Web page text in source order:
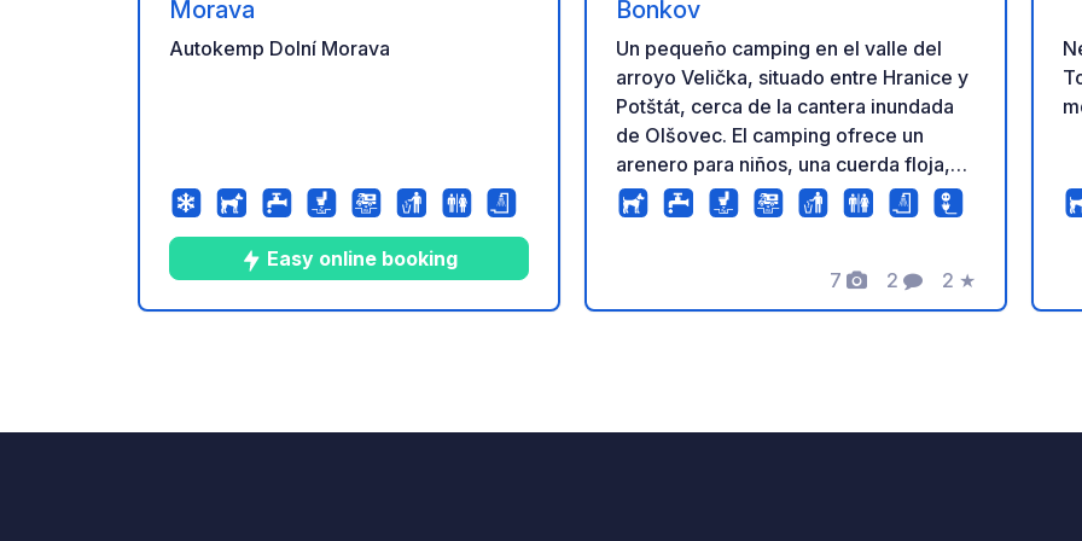
Morava
Autokemp Dolní Morava
Easy online booking
Bonkov
Un pequeño camping en el valle del
arroyo Velička, situado entre Hranice y
Potštát, cerca de la cantera inundada
de Olšovec. El camping ofrece un
arenero para niños, una cuerda floja,
una hoguera, una parrilla y una
pequeña cocina equipada con fogón,
7
Fotos
2
Comentarios
2
Calificación
★